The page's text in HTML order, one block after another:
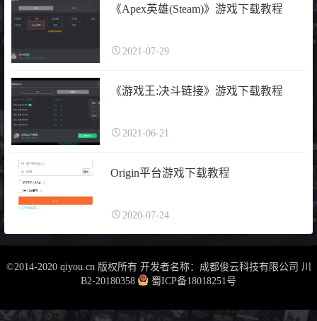
《Apex英雄(Steam)》游戏下载教程
2021-07-29
《游戏王:决斗链接》游戏下载教程
2021-06-21
Origin平台游戏下载教程
2020-07-24
©2014-2020 qiyou.cn 版权所有 开发者名称：成都俊云科技有限公司 川
B2-20180358
蜀ICP备18018251号